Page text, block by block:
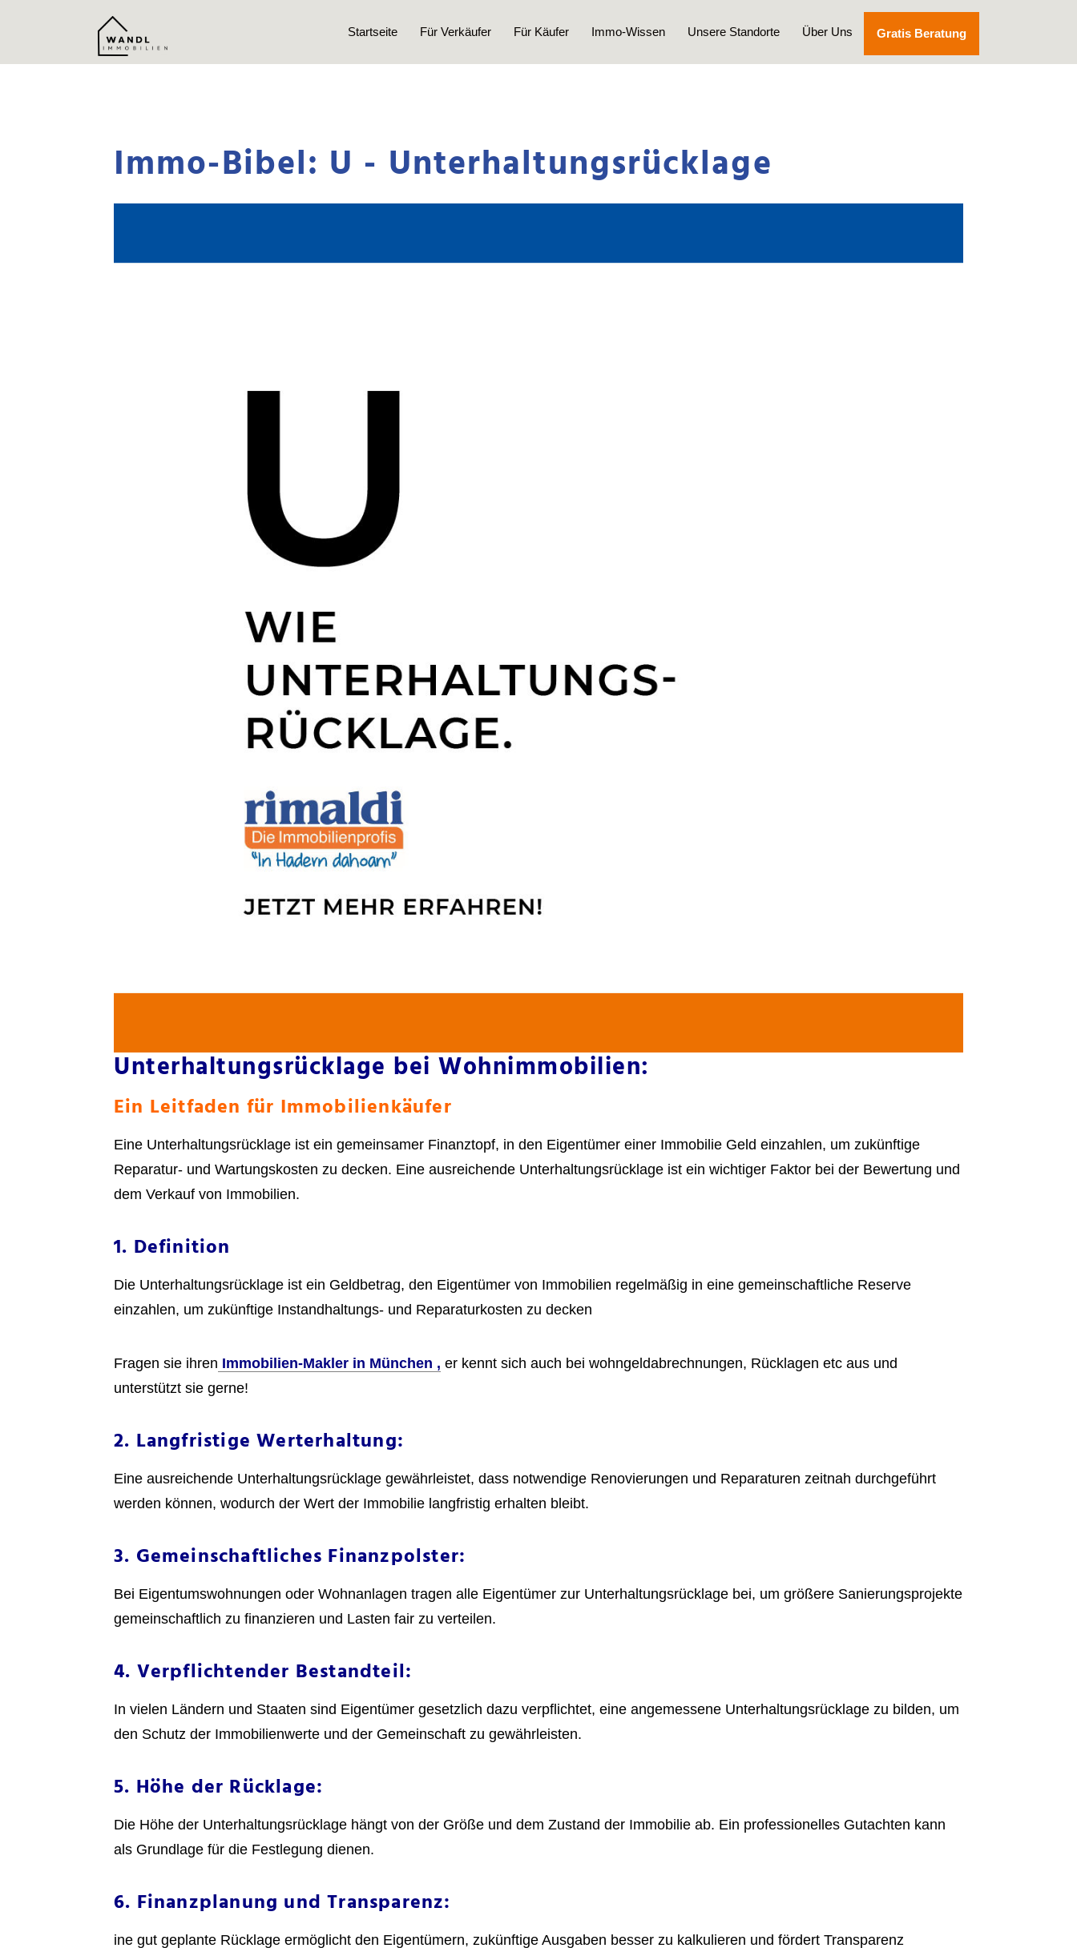
Startseite Für Verkäufer Für Käufer Immo-Wissen Unsere Standorte Über Uns Gratis Beratung
Immo-Bibel: U - Unterhaltungsrücklage
Unterhaltungsrücklage bei Wohnimmobilien:
Ein Leitfaden für Immobilienkäufer
Eine Unterhaltungsrücklage ist ein gemeinsamer Finanztopf, in den Eigentümer einer Immobilie Geld einzahlen, um zukünftige
Reparatur- und Wartungskosten zu decken. Eine ausreichende Unterhaltungsrücklage ist ein wichtiger Faktor bei der Bewertung und
dem Verkauf von Immobilien.
1. Definition
Die Unterhaltungsrücklage ist ein Geldbetrag, den Eigentümer von Immobilien regelmäßig in eine gemeinschaftliche Reserve
einzahlen, um zukünftige Instandhaltungs- und Reparaturkosten zu decken
Fragen sie ihren Immobilien-Makler in München , er kennt sich auch bei wohngeldabrechnungen, Rücklagen etc aus und
unterstützt sie gerne!
2. Langfristige Werterhaltung:
Eine ausreichende Unterhaltungsrücklage gewährleistet, dass notwendige Renovierungen und Reparaturen zeitnah durchgeführt
werden können, wodurch der Wert der Immobilie langfristig erhalten bleibt.
3. Gemeinschaftliches Finanzpolster:
Bei Eigentumswohnungen oder Wohnanlagen tragen alle Eigentümer zur Unterhaltungsrücklage bei, um größere Sanierungsprojekte
gemeinschaftlich zu finanzieren und Lasten fair zu verteilen.
4. Verpflichtender Bestandteil:
In vielen Ländern und Staaten sind Eigentümer gesetzlich dazu verpflichtet, eine angemessene Unterhaltungsrücklage zu bilden, um
den Schutz der Immobilienwerte und der Gemeinschaft zu gewährleisten.
5. Höhe der Rücklage:
Die Höhe der Unterhaltungsrücklage hängt von der Größe und dem Zustand der Immobilie ab. Ein professionelles Gutachten kann
als Grundlage für die Festlegung dienen.
6. Finanzplanung und Transparenz:
ine gut geplante Rücklage ermöglicht den Eigentümern, zukünftige Ausgaben besser zu kalkulieren und fördert Transparenz